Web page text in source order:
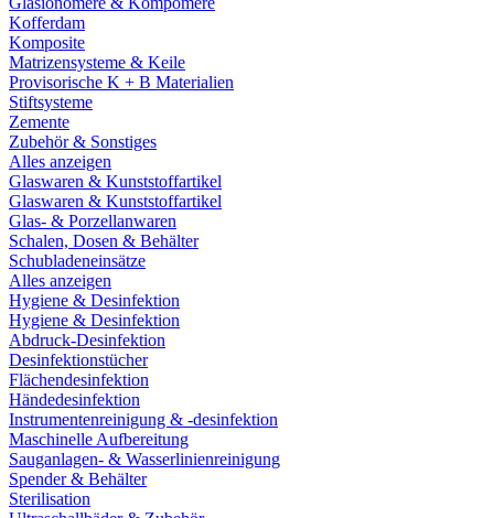
Kofferdam
Komposite
Matrizensysteme & Keile
Provisorische K + B Materialien
Stiftsysteme
Zemente
Zubehör & Sonstiges
Alles anzeigen
Glaswaren & Kunststoffartikel
Glaswaren & Kunststoffartikel
Glas- & Porzellanwaren
Schalen, Dosen & Behälter
Schubladeneinsätze
Alles anzeigen
Hygiene & Desinfektion
Hygiene & Desinfektion
Abdruck-Desinfektion
Desinfektionstücher
Flächendesinfektion
Händedesinfektion
Instrumentenreinigung & -desinfektion
Maschinelle Aufbereitung
Sauganlagen- & Wasserlinienreinigung
Spender & Behälter
Sterilisation